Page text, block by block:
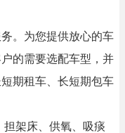
。为您提供放心的车
的需要选配车型，并
期租车、长短期包车
架床、供氧、吸痰